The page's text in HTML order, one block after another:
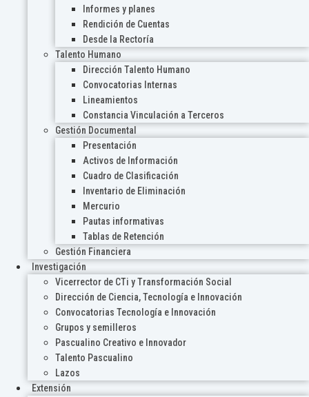
Informes y planes
Rendición de Cuentas
Desde la Rectoría
Talento Humano
Dirección Talento Humano
Convocatorias Internas
Lineamientos
Constancia Vinculación a Terceros
Gestión Documental
Presentación
Activos de Información
Cuadro de Clasificación
Inventario de Eliminación
Mercurio
Pautas informativas
Tablas de Retención
Gestión Financiera
Investigación
Vicerrector de CTi y Transformación Social
Dirección de Ciencia, Tecnología e Innovación
Convocatorias Tecnología e Innovación
Grupos y semilleros
Pascualino Creativo e Innovador
Talento Pascualino
Lazos
Extensión